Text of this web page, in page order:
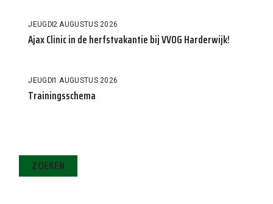
JEUGD2 AUGUSTUS 2026
Ajax Clinic in de herfstvakantie bij VVOG Harderwijk!
JEUGD 1 AUGUSTUS 2026
Trainingsschema
ZOEKEN